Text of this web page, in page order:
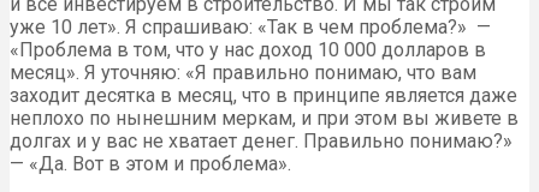
уже 10 лет». Я спрашиваю: «Так в чем проблема?» —
«Проблема в том, что у нас доход 10 000 долларов в
месяц». Я уточняю: «Я правильно понимаю, что вам
заходит десятка в месяц, что в принципе является даже
неплохо по нынешним меркам, и при этом вы живете в
долгах и у вас не хватает денег. Правильно понимаю?»
— «Да. Вот в этом и проблема».